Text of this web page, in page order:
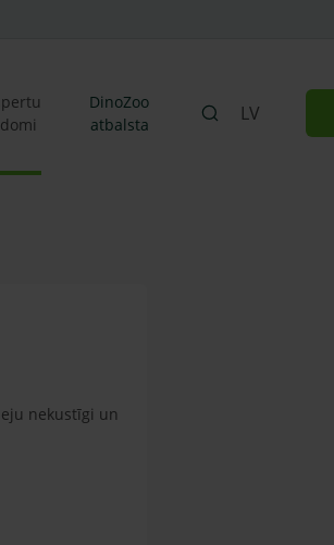
DinoZoo
atbalsta
LV
nekustīgi un